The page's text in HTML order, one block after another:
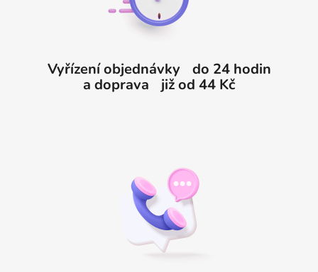
Vyřízení objednávky do 24 hodin
a doprava již od 44 Kč